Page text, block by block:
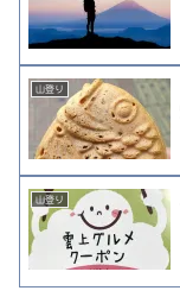
山登り
山登り